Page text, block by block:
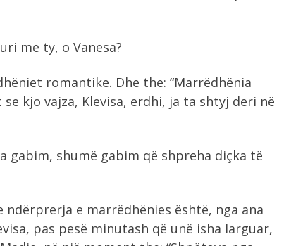
me ty, o Vanesa?
romantike. Dhe the: “Marrëdhënia
kjo vajza, Klevisa, erdhi, ja ta shtyj deri në
gabim, shumë gabim që shpreha diçka të
ndërprerja e marrëdhënies është, nga ana
pas pesë minutash që unë isha larguar,